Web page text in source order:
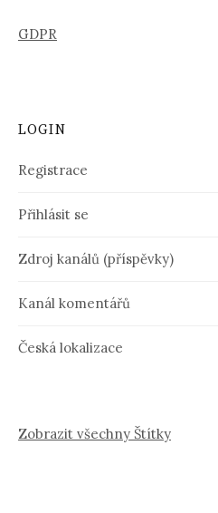
GDPR
LOGIN
Registrace
Přihlásit se
Zdroj kanálů (příspěvky)
Kanál komentářů
Česká lokalizace
Zobrazit všechny Štítky